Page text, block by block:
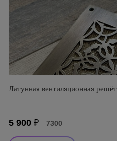
Латунная вентиляционная
5 900 ₽ 7300